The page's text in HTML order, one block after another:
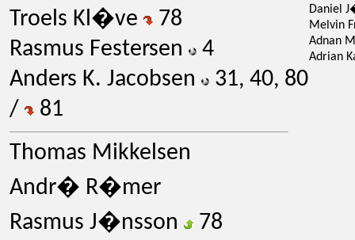
Troels Kl�ve
78
Rasmus Festersen
4
Anders K. Jacobsen
31, 40, 80
/
81
Thomas Mikkelsen
Andr� R�mer
Rasmus J�nsson
78
Daniel
Melvin
Adnan
Adrian